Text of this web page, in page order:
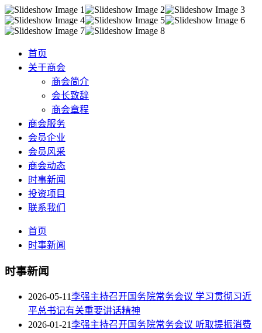
首页
关于商会
商会简介
会长致辞
商会章程
商会服务
会员企业
会员风采
商会动态
时事新闻
投资项目
联系我们
首页
时事新闻
时事新闻
2026-05-11李强主持召开国务院常务会议 学习贯彻习近
平总书记有关重要讲话精神
2026-01-21李强主持召开国务院常务会议 听取提振消费